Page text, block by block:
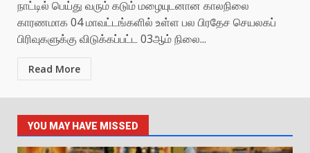
நாட்டில் பெய்து வரும் கடும் மழையுடனான காலநிலை
காரணமாக 04 மாவட்டங்களில் உள்ள பல பிரதேச செயலகப்
பிரிவுகளுக்கு விடுக்கப்பட்ட 03ஆம் நிலை...
Read More
YOU MAY HAVE MISSED